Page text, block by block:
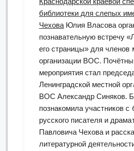
библиотеки для слепых
Чехова Юлия Власова
познавательную встречу
его страницы» для членов
организации ВОС.
мероприятия стал
Ленинградской местной
ВОС Александр Синяков.
познакомила участников с
русского писателя и
Павловича Чехова и
литературной